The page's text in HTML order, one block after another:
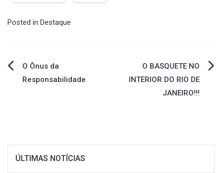
Posted in Destaque
Navegação
O Ônus da
Responsabilidade
O BASQUETE NO
INTERIOR DO RIO DE
JANEIRO!!!
ÚLTIMAS NOTÍCIAS